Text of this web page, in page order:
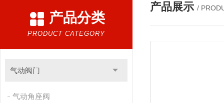
产品分类
PRODUCT CATEGORY
气动阀门
气动角座阀
产品展示 /